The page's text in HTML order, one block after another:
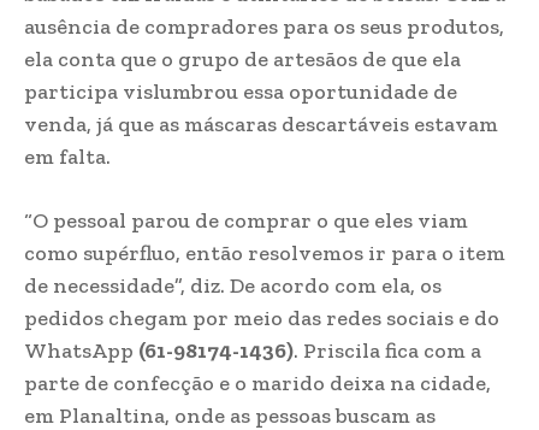
ausência de compradores para os seus produtos,
ela conta que o grupo de artesãos de que ela
participa vislumbrou essa oportunidade de
venda, já que as máscaras descartáveis estavam
em falta.
“O pessoal parou de comprar o que eles viam
como supérfluo, então resolvemos ir para o item
de necessidade”, diz. De acordo com ela, os
pedidos chegam por meio das redes sociais e do
WhatsApp (61-98174-1436). Priscila fica com a
parte de confecção e o marido deixa na cidade,
em Planaltina, onde as pessoas buscam as